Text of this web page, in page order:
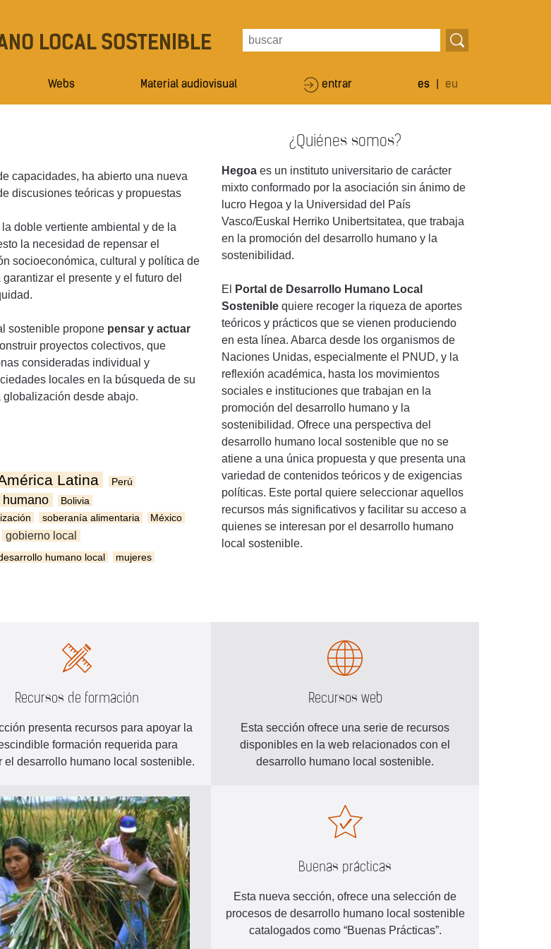
LOCAL SOSTENIBLE
Webs Material audiovisual entrar es eu
capacidades, ha abierto una nueva
discusiones teóricas y propuestas
la doble vertiente ambiental y de la
la necesidad de repensar el
socioeconómica, cultural y política de
el presente y el futuro del
sostenible propone pensar y actuar
proyectos colectivos, que
consideradas individual y
locales en la búsqueda de su
desde abajo.
Latina
Perú
Bolivia
soberanía alimentaria México
gobierno local
humano local mujeres
¿Quiénes somos?
Hegoa es un instituto universitario de carácter
mixto conformado por la asociación sin ánimo de
lucro Hegoa y la Universidad del País
Vasco/Euskal Herriko Unibertsitatea, que trabaja
en la promoción del desarrollo humano y la
sostenibilidad.
El
Portal de Desarrollo Humano Local
Sostenible quiere recoger la riqueza de aportes
teóricos y prácticos que se vienen produciendo
en esta línea. Abarca desde los organismos de
Naciones Unidas, especialmente el PNUD, y la
reflexión académica, hasta los movimientos
sociales e instituciones que trabajan en la
promoción del desarrollo humano y la
sostenibilidad. Ofrece una perspectiva del
desarrollo humano local sostenible que no se
atiene a una única propuesta y que presenta una
variedad de contenidos teóricos y de exigencias
políticas. Este portal quiere seleccionar aquellos
recursos más significativos y facilitar su acceso a
quienes se interesan por el desarrollo humano
local sostenible.
Recursos de formación
presenta recursos para apoyar la
formación requerida para
el desarrollo humano local sostenible.
Recursos web
Esta sección ofrece una serie de recursos
disponibles en la web relacionados con el
desarrollo humano local sostenible.
Buenas prácticas
Esta nueva sección, ofrece una selección de
procesos de desarrollo humano local sostenible
catalogados como “Buenas Prácticas”.